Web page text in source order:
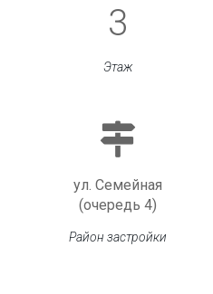
3
Этаж
ул. Семейная
(очередь 4)
Район застройки